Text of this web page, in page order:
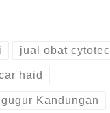
jual obat cytotec
haid
Kandungan